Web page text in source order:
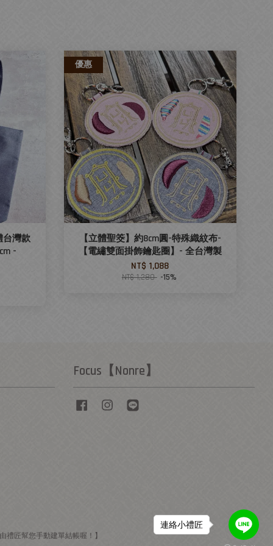
台灣款
-
優惠
【立體聖筊】約8cm圓-特殊織紋布-
【電繡雙面掛飾鑰匙圈】- 全台灣製
NT$ 1,088
NT$ 1,280 -15%
Focus【Nonre】
Facebook Instagram
禮匠幫您手動建單結帳喔！】
連絡小禮匠